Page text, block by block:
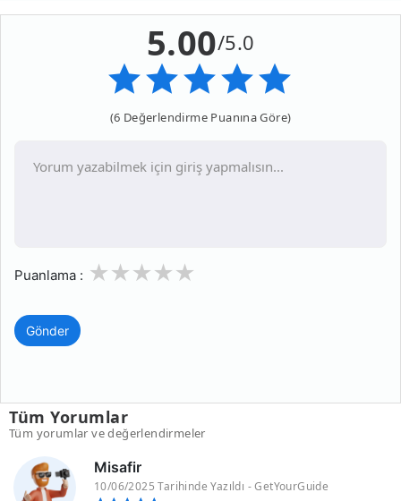
5.00/5.0
(6 Değerlendirme Puanına Göre)
Puanlama : 3
2
1
Gönder
Tüm Yorumlar
Tüm yorumlar ve değerlendirmeler
Misafir
10/06/2025 Tarihinde Yazıldı - GetYourGuide